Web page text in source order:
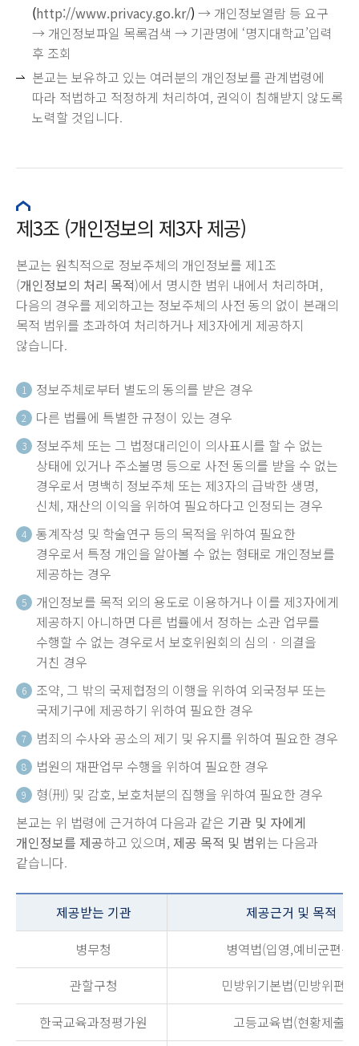
(http://www.privacy.go.kr/) → 개인정보열람 등 요구
→ 개인정보파일 목록검색 → 기관명에 ‘명지대학교’입력
후 조회
본교는 보유하고 있는 여러분의 개인정보를 관계법령에
따라 적법하고 적정하게 처리하여, 권익이 침해받지 않도록
노력할 것입니다.
제3조 (개인정보의 제3자 제공)
본교는 원칙적으로 정보주체의 개인정보를 제1조
(개인정보의 처리 목적)에서 명시한 범위 내에서 처리하며,
다음의 경우를 제외하고는 정보주체의 사전 동의 없이 본래의
목적 범위를 초과하여 처리하거나 제3자에게 제공하지
않습니다.
1 정보주체로부터 별도의 동의를 받은 경우
2 다른 법률에 특별한 규정이 있는 경우
3
정보주체 또는 그 법정대리인이 의사표시를 할 수 없는
상태에 있거나 주소불명 등으로 사전 동의를 받을 수 없는
경우로서 명백히 정보주체 또는 제3자의 급박한 생명,
신체, 재산의 이익을 위하여 필요하다고 인정되는 경우
4
통계작성 및 학술연구 등의 목적을 위하여 필요한
경우로서 특정 개인을 알아볼 수 없는 형태로 개인정보를
제공하는 경우
5
개인정보를 목적 외의 용도로 이용하거나 이를 제3자에게
제공하지 아니하면 다른 법률에서 정하는 소관 업무를
수행할 수 없는 경우로서 보호위원회의 심의ㆍ의결을
거친 경우
6
조약, 그 밖의 국제협정의 이행을 위하여 외국정부 또는
국제기구에 제공하기 위하여 필요한 경우
7 범죄의 수사와 공소의 제기 및 유지를 위하여 필요한 경우
8 법원의 재판업무 수행을 위하여 필요한 경우
9
형(刑) 및 감호, 보호처분의 집행을 위하여 필요한 경우
본교는 위 법령에 근거하여 다음과 같은 기관 및 자에게
개인정보를 제공하고 있으며, 제공 목적 및 범위는 다음과
같습니다.
제공받는 기관
제공근거 및 목적
병무청
병역법(입영,예비군편성)
관할구청
민방위기본법(민방위편
한국교육과정평가원
고등교육법(현황제출)